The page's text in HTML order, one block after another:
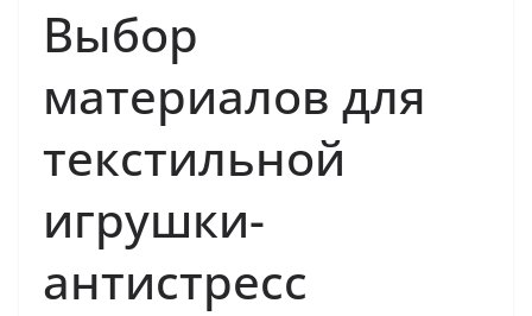
Выбор
материалов для
текстильной
игрушки-
антистресс